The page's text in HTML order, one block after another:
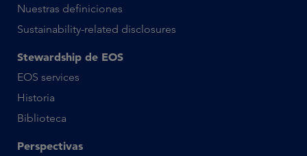
Nuestras definiciones
Sustainability-related disclosures
Stewardship de EOS
EOS services
Historia
Biblioteca
Perspectivas